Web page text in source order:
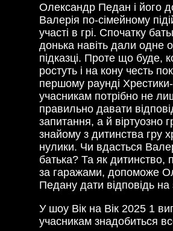
Олександр Педан і його
Валерія по-сімейному
участі в грі. Спочатку
донька навіть дали одне
підказці. Проте що буде,
ростуть і на кону честь
першому раунді Хрестики-
учасникам потрібно не
правильно давати
запитання, а й віртуозно
знайому з дитинства гру
нулики. Чи вдасться
батька? Та як дитинство,
за гаражами, допоможе
Педану дати відповідь на
У шоу Вік на Вік 2025 1
учасникам знадобиться